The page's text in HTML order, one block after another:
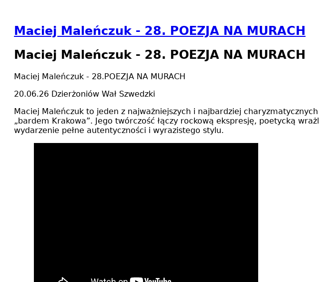
Maciej Maleńczuk - 28. POEZJA NA MURACH
Maciej Maleńczuk - 28. POEZJA NA MURACH
Maciej Maleńczuk - 28.POEZJA NA MURACH
20.06.26 Dzierżoniów Wał Szwedzki
Maciej Maleńczuk to jeden z najważniejszych i najbardziej
„bardem Krakowa”. Jego twórczość łączy rockową ekspresję, poetycką
wydarzenie pełne autentyczności i wyrazistego stylu.